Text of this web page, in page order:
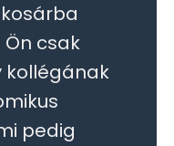
csak
kollégának
pedig